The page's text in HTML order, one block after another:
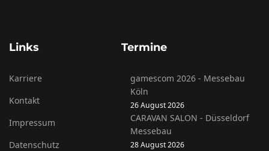
Links
Karriere
Kontakt
Impressum
Datenschutz
Termine
gamescom 2026 - Messebau
Köln
26 August 2026
CARAVAN SALON - Düsseldorf
Messebau
28 August 2026